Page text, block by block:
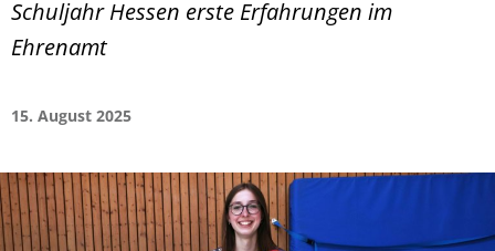
Schuljahr Hessen erste Erfahrungen im
Ehrenamt
15. August 2025